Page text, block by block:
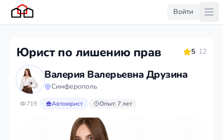
Войти
Юрист по лишению прав 5· 12
Валерия Валерьевна Друзина
Симферополь
719 Автоюрист Опыт: 7 лет